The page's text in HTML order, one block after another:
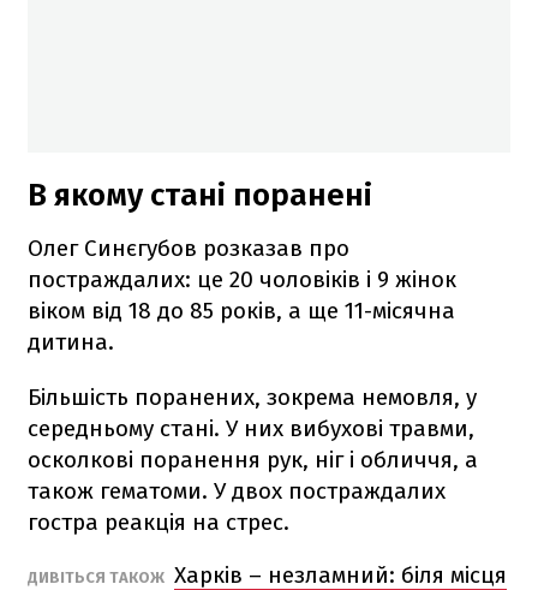
В якому стані поранені
Олег Синєгубов розказав про
постраждалих: це 20 чоловіків і 9 жінок
віком від 18 до 85 років, а ще 11-місячна
дитина.
Більшість поранених, зокрема немовля, у
середньому стані. У них вибухові травми,
осколкові поранення рук, ніг і обличчя, а
також гематоми. У двох постраждалих
гостра реакція на стрес.
ДИВІТЬСЯ ТАКОЖ Харків – незламний: біля місця